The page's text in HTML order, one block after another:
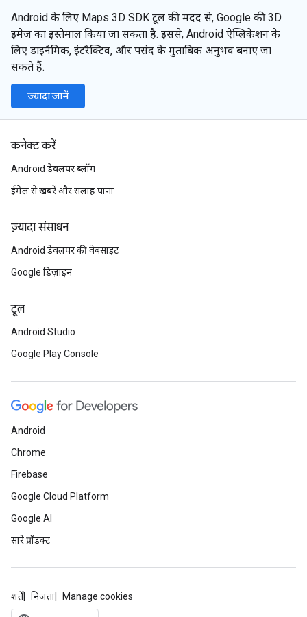
Android के लिए Maps 3D SDK टूल की मदद से, Google की 3D
इमेज का इस्तेमाल किया जा सकता है. इससे, Android ऐप्लिकेशन के
लिए डाइनैमिक, इंटरैक्टिव, और पसंद के मुताबिक अनुभव बनाए जा
सकते हैं.
ज़्यादा जानें
कनेक्ट करें
Android डेवलपर ब्लॉग
ईमेल से खबरें और सलाह पाना
ज़्यादा संसाधन
Android डेवलपर की वेबसाइट
Google डिज़ाइन
टूल
Android Studio
Google Play Console
Android
Chrome
Firebase
Google Cloud Platform
Google AI
सारे प्रॉडक्ट
शर्तें निजता Manage cookies